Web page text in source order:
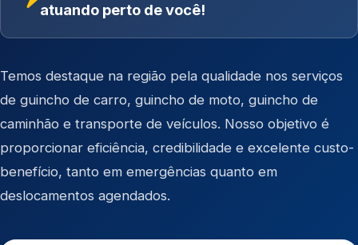
atuando perto de você!
Temos destaque na região pela qualidade nos serviços
de guincho de carro, guincho de moto, guincho de
caminhão e transporte de veículos. Nosso objetivo é
proporcionar eficiência, credibilidade e excelente custo-
benefício, tanto em emergências quanto em
deslocamentos agendados.